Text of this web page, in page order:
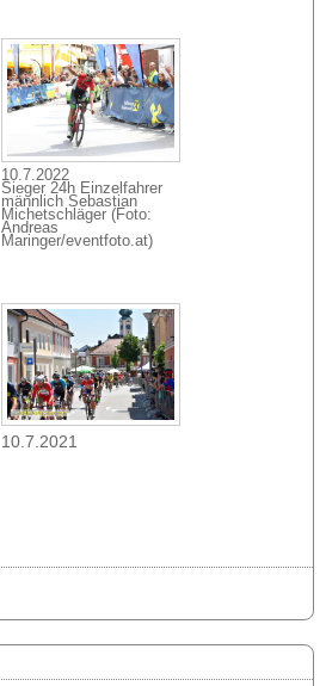
10.7.2022
Sieger 24h Einzelfahrer
männlich Sebastian
Michetschläger (Foto:
Andreas
Maringer/eventfoto.at)
10.7.2021